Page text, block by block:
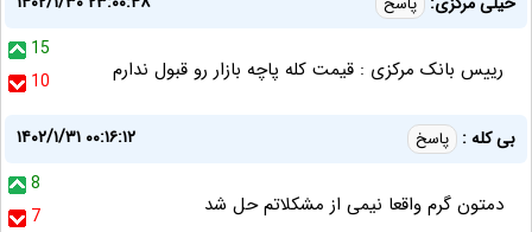
15
10
رییس بانک مرکزی : قیمت کله پاچه بازار رو قبول ندارم
بی کله : پاسخ
۱۴۰۲/۱/۳۱ ۰۰:۱۶:۱۲
8
7
دمتون گرم واقعا نیمی از مشکلاتم حل شد